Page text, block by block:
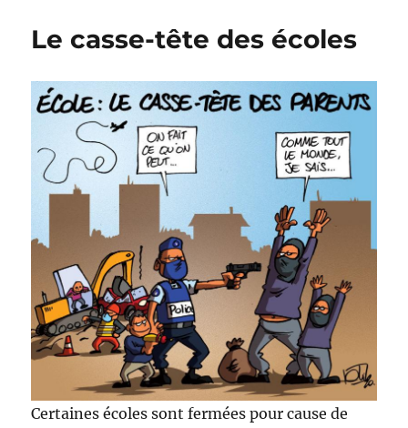
Paola
Le casse-tête des écoles
Certaines écoles sont fermées pour cause de